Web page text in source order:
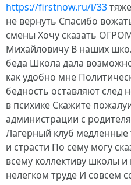
https://firstnow.ru/i/33
не вернуть Спасибо
смены Хочу сказать
Михайловичу В наших
беда Школа дала
как удобно мне
бедность оставляют след
в психике Скажите
администрации с
Лагерный клуб
и страсти По сему могу
всему коллективу школы
нелегком труде И совсем